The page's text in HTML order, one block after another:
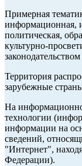
Примерная
информационная,
политическая,
культурно-
Территория
зарубежные
На
технологии
информации на
сведений,
"Интернет",
Федерации).